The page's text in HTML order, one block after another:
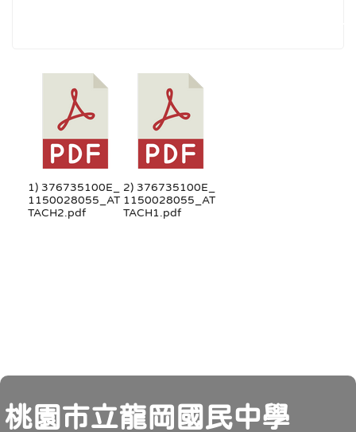
1) 376735100E_
1150028055_AT
TACH2.pdf
2) 376735100E_
1150028055_AT
TACH1.pdf
頁尾
桃園市立龍岡國民中學